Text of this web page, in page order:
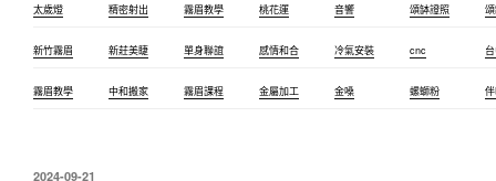
太歲燈 精密射出 霧眉教學 桃花運 音響 頌缽證照
新竹霧眉 新莊美睫 單身聯誼 感情和合 冷氣安裝 cnc
霧眉教學 中和搬家 霧眉課程 金屬加工 金嗓 螺螄粉
發
2024-09-21